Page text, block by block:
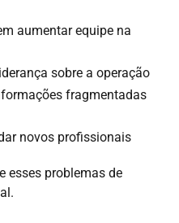
aumentar equipe na
sobre a operação
fragmentadas
novos profissionais
esses problemas de